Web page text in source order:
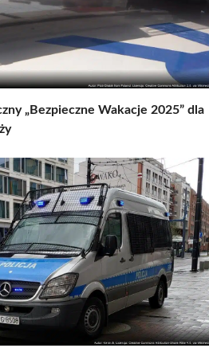
„Bezpieczne Wakacje 2025” dla